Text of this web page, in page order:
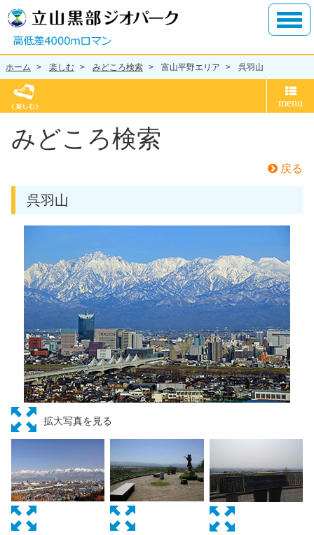
ホーム 楽しむ みどころ検索 富山平野エリア 呉羽山
みどころ検索
戻る
呉羽山
拡大写真を見る